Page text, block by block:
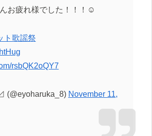
お疲れ様でした！！！☺️
ト歌謡祭
rsbQK2oQY7
(@eyoharuka_8) November 11,